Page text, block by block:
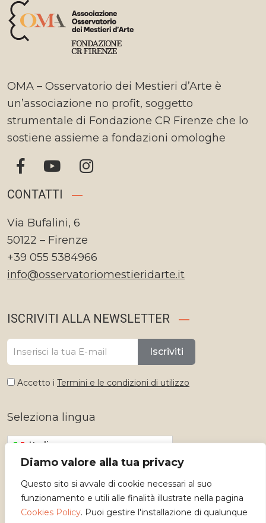
Diamo valore alla tua privacy
Questo sito si avvale di cookie necessari al suo
funzionamento e utili alle finalità illustrate nella pagina
Cookies Policy. Puoi gestire l'installazione di qualunque
OMA – Osservatorio dei Mestieri d’Arte è
un’associazione no profit, soggetto
strumentale di Fondazione CR Firenze che lo
sostiene assieme a fondazioni omologhe
CONTATTI
Via Bufalini, 6
50122 – Firenze
+39 055 5384966
info@osservatoriomestieridarte.it
ISCRIVITI ALLA NEWSLETTER
Iscriviti
Accetto i Termini e le condizioni di utilizzo
Seleziona lingua
Italiano